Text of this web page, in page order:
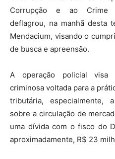
Corrupção e ao Crime
deflagrou, na manhã desta
Mendacium, visando o
de busca e apreensão.
A operação policial visa
criminosa voltada para a
tributária, especialmente,
sobre a circulação de
uma dívida com o fisco do
aproximadamente, R$ 23